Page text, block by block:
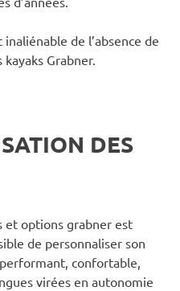
de l’absence de
Grabner.
DES
et options grabner est
de personnaliser son
confortable,
virées en autonomie